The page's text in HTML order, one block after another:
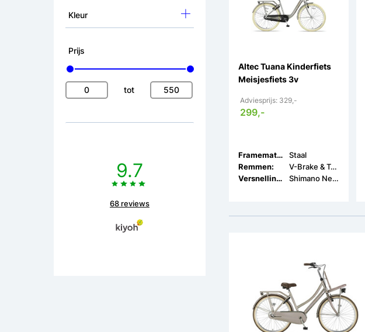
Kleur
Prijs
tot
9.7
68 reviews
Altec Tuana Kinderfiets
Meisjesfiets 3v
Adviesprijs: 329,-
299,-
Framemateriaal:
Staal
Remmen:
V-Brake & Terugtrap
Versnellingen:
Shimano Nexus 3